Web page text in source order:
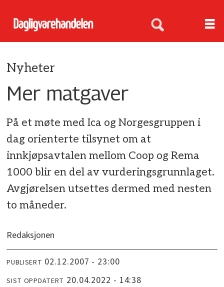
Nyheter
Mer matgaver
På et møte med Ica og Norgesgruppen i
dag orienterte tilsynet om at
innkjøpsavtalen mellom Coop og Rema
1000 blir en del av vurderingsgrunnlaget.
Avgjørelsen utsettes dermed med nesten
to måneder.
Redaksjonen
PUBLISERT 02.12.2007 - 23:00
SIST OPPDATERT 20.04.2022 - 14:38